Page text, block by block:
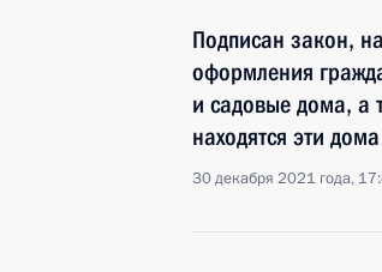
Подписан закон,
оформления
и садовые дома, а
находятся эти дома
30 декабря 2021 года,